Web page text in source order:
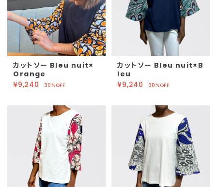
カットソー Bleu nuit×
Orange
¥9,240
30%OFF
カットソー Bleu nuit×B
leu
¥9,240
30%OFF